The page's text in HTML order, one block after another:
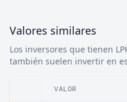
Valores similares
Los inversores que tienen
también suelen invertir en
VALOR